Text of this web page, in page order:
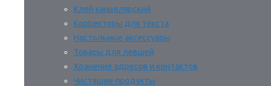
Клей канцелярский
Корректоры для текста
Настольные аксессуары
Товары для левшей
Хранение адресов и контактов
Чистящие продукты